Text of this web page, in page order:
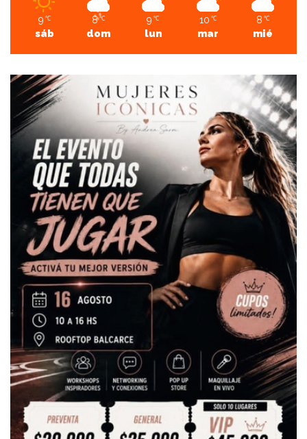
9 ℃
sáb
8 ℃
dom
9 ℃
lun
10 ℃
mar
8 ℃
mié